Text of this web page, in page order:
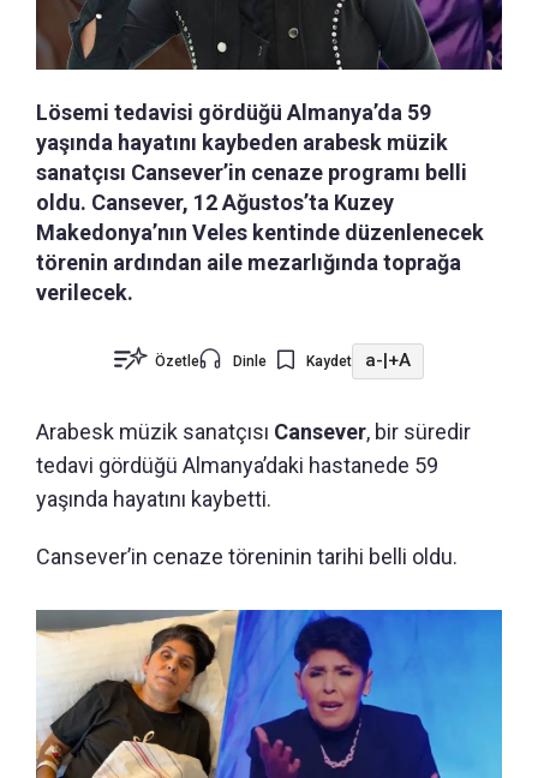
Lösemi tedavisi gördüğü Almanya’da 59
yaşında hayatını kaybeden arabesk müzik
sanatçısı Cansever’in cenaze programı belli
oldu. Cansever, 12 Ağustos’ta Kuzey
Makedonya’nın Veles kentinde düzenlenecek
törenin ardından aile mezarlığında toprağa
verilecek.
Özetle Dinle Kaydet a-|+A
Arabesk müzik sanatçısı Cansever, bir süredir
tedavi gördüğü Almanya’daki hastanede 59
yaşında hayatını kaybetti.
Cansever’in cenaze töreninin tarihi belli oldu.